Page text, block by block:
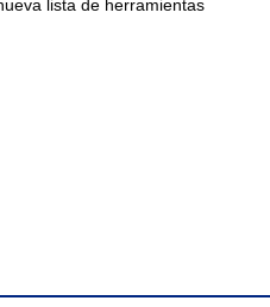
lista de herramientas